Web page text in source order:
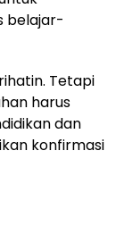
belajar-
Tetapi
harus
dan
konfirmasi